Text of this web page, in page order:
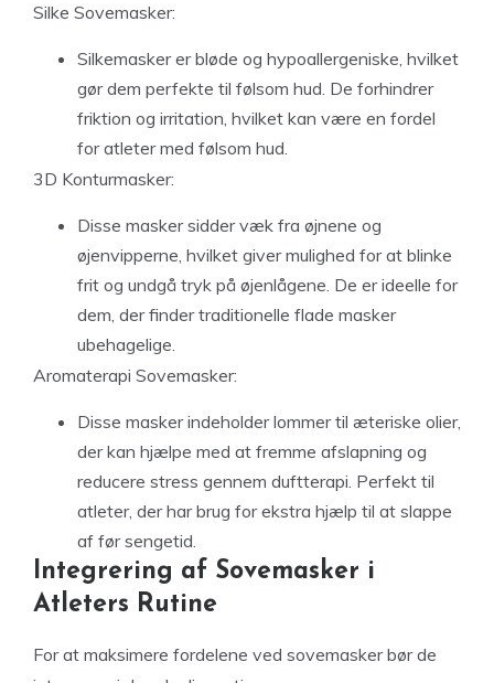
Silke Sovemasker:
Silkemasker er bløde og hypoallergeniske, hvilket
gør dem perfekte til følsom hud. De forhindrer
friktion og irritation, hvilket kan være en fordel
for atleter med følsom hud.
3D Konturmasker:
Disse masker sidder væk fra øjnene og
øjenvipperne, hvilket giver mulighed for at blinke
frit og undgå tryk på øjenlågene. De er ideelle for
dem, der finder traditionelle flade masker
ubehagelige.
Aromaterapi Sovemasker:
Disse masker indeholder lommer til æteriske olier,
der kan hjælpe med at fremme afslapning og
reducere stress gennem duftterapi. Perfekt til
atleter, der har brug for ekstra hjælp til at slappe
af før sengetid.
Integrering af Sovemasker i
Atleters Rutine
For at maksimere fordelene ved sovemasker bør de